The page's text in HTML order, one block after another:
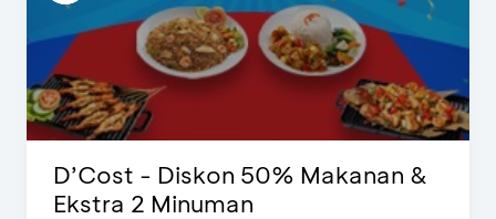
D’Cost - Diskon 50% Makanan &
Ekstra 2 Minuman